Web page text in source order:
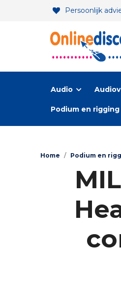
Persoonlijk
Audio
Podium en rigging
Home / Podium en